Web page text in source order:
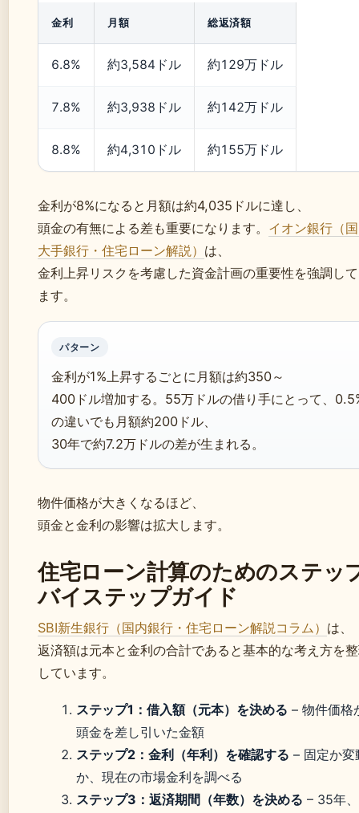
金利 月額 総返済額
6.8% 約3,584ドル 約129万ドル
7.8% 約3,938ドル 約142万ドル
8.8% 約4,310ドル 約155万ドル
金利が8%になると月額は約4,035ドルに達し、
頭金の有無による差も重要になります。 イオン銀行（
大手銀行・住宅ローン解説） は、
金利上昇リスクを考慮した資金計画の重要性を強調し
ます。
パターン
金利が1%上昇するごとに月額は約350～
400ドル増加する。55万ドルの借り手にとって、
の違いでも月額約200ドル、
30年で約7.2万ドルの差が生まれる。
物件価格が大きくなるほど、
頭金と金利の影響は拡大します。
住宅ローン計算のためのステッ
バイステップガイド
SBI新生銀行（国内銀行・住宅ローン解説コラム） は、
返済額は元本と金利の合計であると基本的な考え方を
しています。
ステップ1：借入額（元本）を決める – 物件価格
頭金を差し引いた金額
ステップ2：金利（年利）を確認する – 固定か変
か、現在の市場金利を調べる
ステップ3：返済期間（年数）を決める – 35年